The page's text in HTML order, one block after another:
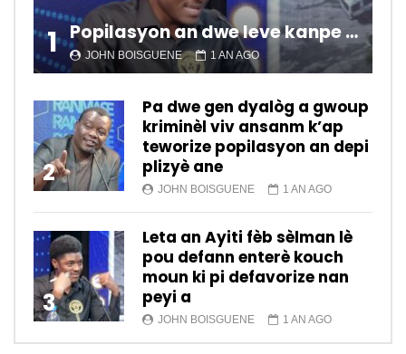
1 Popilasyon an dwe leve kanpe pou chanje sitiyasyon kawotik l’ap viv nan peyi a.
JOHN BOISGUENE 1 AN AGO
2
Pa dwe gen dyalòg a gwoup
kriminèl viv ansanm k’ap
teworize popilasyon an depi
plizyè ane
JOHN BOISGUENE 1 AN AGO
3
Leta an Ayiti fèb sèlman lè
pou defann enterè kouch
moun ki pi defavorize nan
peyi a
JOHN BOISGUENE 1 AN AGO